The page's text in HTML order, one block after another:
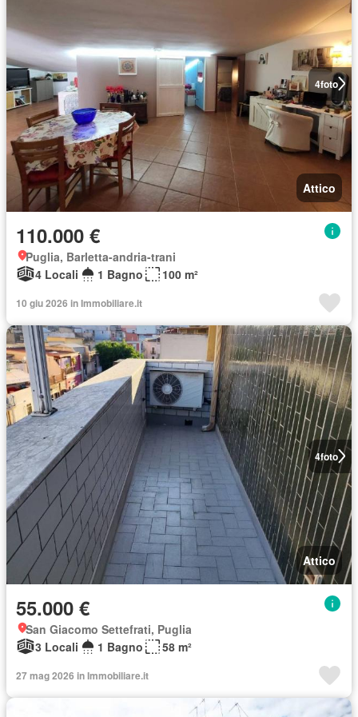
4foto
Attico
110.000 €
Puglia, Barletta-andria-trani
4 Locali
1 Bagno 100 m²
10 giu 2026 in Immobiliare.it
4foto
Attico
55.000 €
San Giacomo Settefrati, Puglia
3 Locali
1 Bagno 58 m²
27 mag 2026 in Immobiliare.it